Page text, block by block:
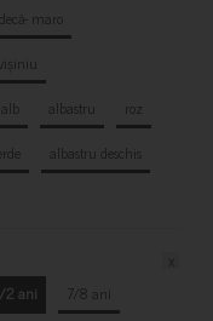
maro
alb albastru
roz
albastru deschis
2 ani
7/8 ani